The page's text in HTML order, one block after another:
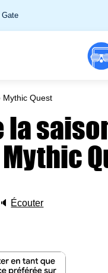
Gate
Mythic Quest
🔈 Écouter